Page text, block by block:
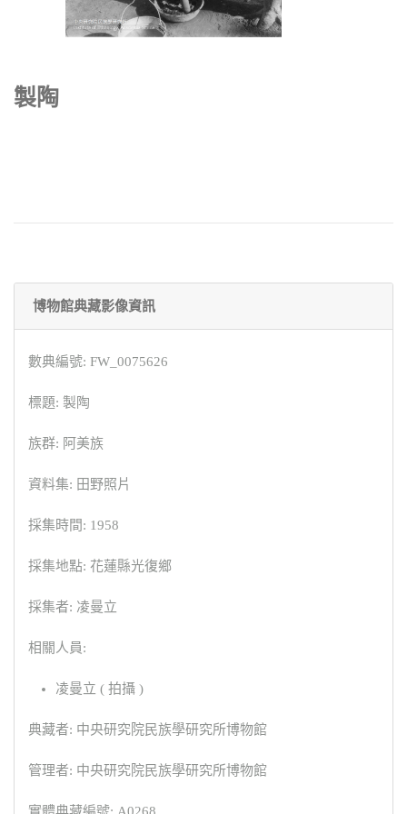
製陶
博物館典藏影像資訊
數典編號: FW_0075626
標題: 製陶
族群: 阿美族
資料集: 田野照片
採集時間: 1958
採集地點: 花蓮縣光復鄉
採集者: 凌曼立
相關人員:
凌曼立 ( 拍攝 )
典藏者: 中央研究院民族學研究所博物館
管理者: 中央研究院民族學研究所博物館
實體典藏編號: A0268